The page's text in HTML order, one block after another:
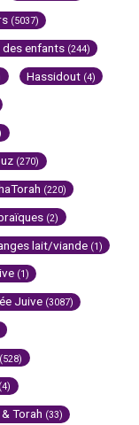
(5037)
des enfants (244)
Hassidout (4)
(270)
(220)
(2)
lait/viande (1)
(1)
Juive (3087)
(528)
(4)
Torah (33)